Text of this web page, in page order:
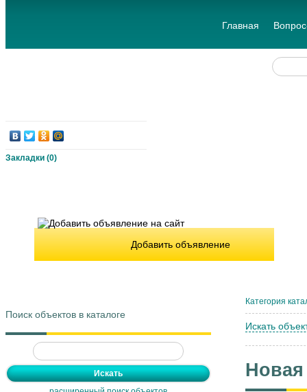
Главная
Закладки (0)
Добавить объявление
Поиск объектов в каталоге
Категория
Искать
Новая